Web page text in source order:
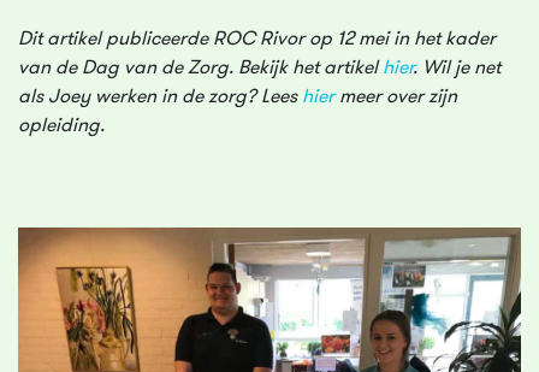
Dit artikel publiceerde ROC Rivor op 12 mei in het kader
van de Dag van de Zorg. Bekijk het artikel hier. Wil je net
als Joey werken in de zorg? Lees hiermeer over zijn
opleiding.